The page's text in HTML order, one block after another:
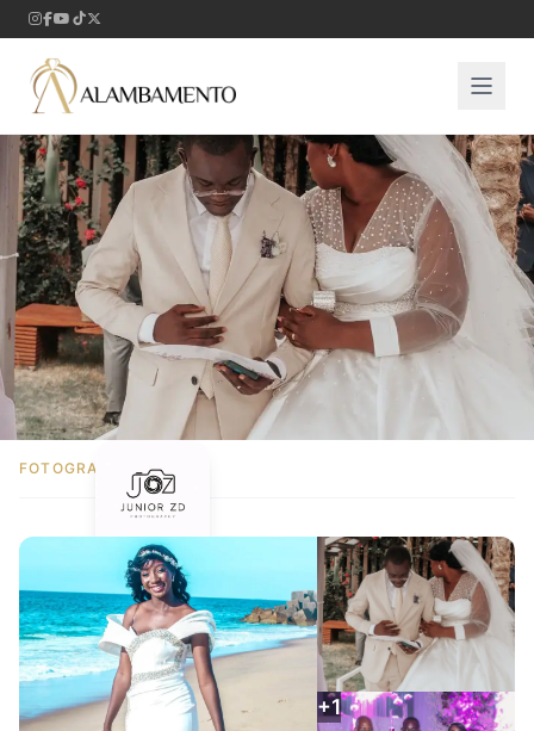
Júnior ZD Photography
Luanda
FOTOGRAFIA E VÍDEO
+1